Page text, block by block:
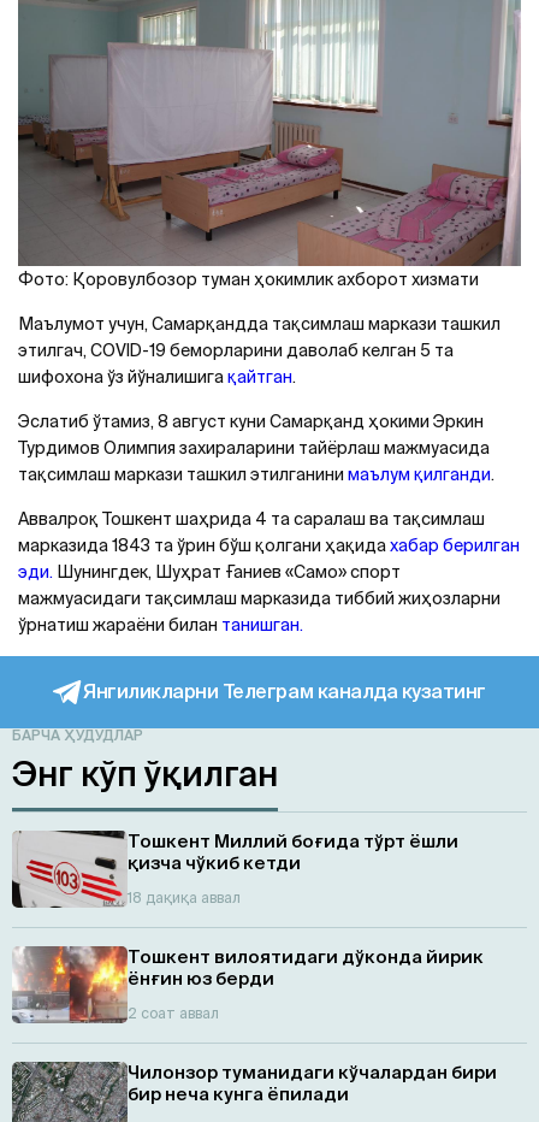
Фото: Қоровулбозор туман ҳокимлик ахборот хизмати
Маълумот учун, Самарқандда тақсимлаш маркази ташкил
этилгач, COVID-19 беморларини даволаб келган 5 та
шифохона ўз йўналишигақайтган.
Эслатиб ўтамиз, 8 август куни Самарқанд ҳокими Эркин
Турдимов Олимпия захираларини тайёрлаш мажмуасида
тақсимлаш маркази ташкил этилганини маълум қилганди.
Аввалроқ Тошкент шаҳрида 4 та саралаш ва тақсимлаш
марказида 1843 та ўрин бўш қолгани ҳақидахабар берилган
эди. Шунингдек, Шуҳрат Ғаниев «Само» спорт
мажмуасидаги тақсимлаш марказида тиббий жиҳозларни
ўрнатиш жараёни билан танишган.
Янгиликларни Телеграм каналда кузатинг
БАРЧА ҲУДУДЛАР
Энг кўп ўқилган
Тошкент Миллий боғида тўрт ёшли
қизча чўкиб кетди
18 дақиқа аввал
Тошкент вилоятидаги дўконда йирик
ёнғин юз берди
2 соат аввал
Чилонзор туманидаги кўчалардан бири
бир неча кунга ёпилади